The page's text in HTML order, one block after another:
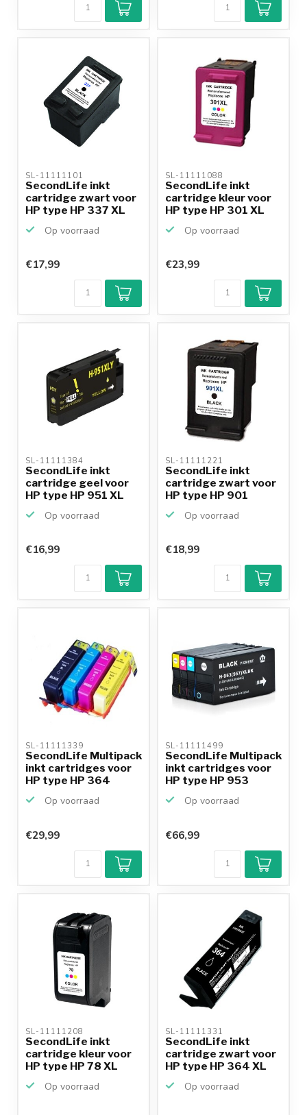
SL-11111101
SecondLife inkt
cartridge zwart voor
HP type HP 337 XL
Op voorraad
€17,99
SL-11111088
SecondLife inkt
cartridge kleur voor
HP type HP 301 XL
Op voorraad
€23,99
SL-11111384
SecondLife inkt
cartridge geel voor
HP type HP 951 XL
Op voorraad
€16,99
SL-11111221
SecondLife inkt
cartridge zwart voor
HP type HP 901
Op voorraad
Klantenbeoordeling
9,2/10
Achteraf
betalen mogelijk
€18,99
SL-11111339
SecondLife Multipack
inkt cartridges voor
HP type HP 364
Op voorraad
€29,99
SL-11111499
SecondLife Multipack
inkt cartridges voor
HP type HP 953
Op voorraad
€66,99
SL-11111208
SecondLife inkt
cartridge kleur voor
HP type HP 78 XL
Op voorraad
SL-11111331
SecondLife inkt
cartridge zwart voor
HP type HP 364 XL
Op voorraad